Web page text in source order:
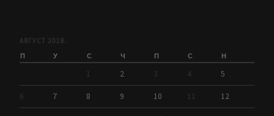
АВГУСТ 2018.
П У С Ч П С Н
1 2 3 4 5
6 7 8 9 10 11 12